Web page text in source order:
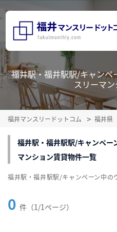
福井駅・福井駅駅/キャンペ
スリーマ
福井マンスリードットコム 福井県
福井駅・福井駅駅/キャンペー
マンション賃貸物件一覧
0 件（1/1ページ）